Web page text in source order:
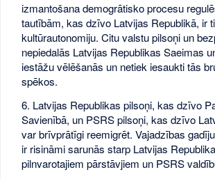
izmantošana demogrātisko procesu
tautībām, kas dzīvo Latvijas Republikā, ir
kultūrautonomiju. Citu valstu pilsoņi un
nepiedalās Latvijas Republikas Saeimas
iestāžu vēlēšanās un netiek iesaukti tās
spēkos.
6. Latvijas Republikas pilsoņi, kas dzīvo
Savienībā, un PSRS pilsoņi, kas dzīvo
var brīvprātīgi reemigrēt. Vajadzības
ir risināmi sarunās starp Latvijas
pilnvarotajiem pārstāvjiem un PSRS